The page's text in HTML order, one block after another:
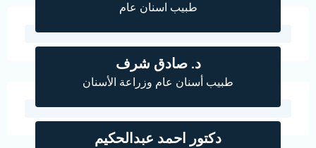
طبيب اسنان عام
د. صادق شرف
طبيب أسنان عام وزراعة الأسنان
دكتور احمد عبدالحكيم